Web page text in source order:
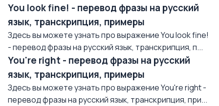
You look fine! - перевод фразы на русский
язык, транскрипция, примеры
Здесь вы можете узнать про выражение You look fine!
- перевод фразы на русский язык, транскрипция, п...
You're right - перевод фразы на русский
язык, транскрипция, примеры
Здесь вы можете узнать про выражение You're right -
перевод фразы на русский язык, транскрипция, при...